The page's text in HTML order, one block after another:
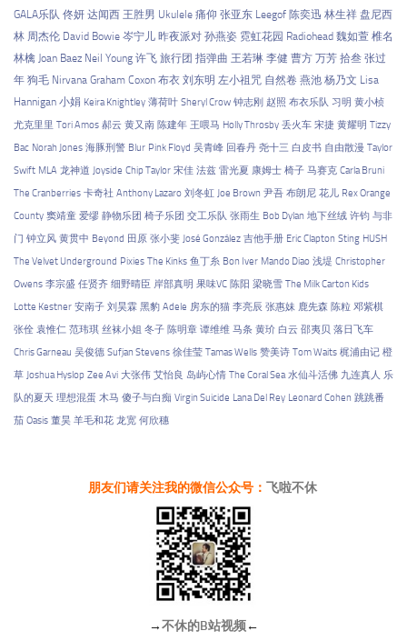
GALA乐队 佟妍 达闻西 王胜男 Ukulele 痛仰 张亚东 Leegof 陈奕迅 林生祥 盘尼西
林 周杰伦 David Bowie 岑宁儿 昨夜派对 孙燕姿 霓虹花园 Radiohead 魏如萱 椎名
林檎 Joan Baez Neil Young 许飞 旅行团 指弹曲 王若琳 李健 曹方 万芳 拾叁 张过
年 狗毛 Nirvana Graham Coxon 布衣 刘东明 左小祖咒 自然卷 燕池 杨乃文 Lisa
Hannigan 小娟 Keira Knightley 薄荷叶 Sheryl Crow 钟志刚 赵照 布衣乐队 习明 黄小桢
尤克里里 Tori Amos 郝云 黄又南 陈建年 王喂马 Holly Throsby 丢火车 宋捷 黄耀明 Tizzy
Bac Norah Jones 海豚刑警 Blur Pink Floyd 吴青峰 回春丹 尧十三 白皮书 自由散漫 Taylor
Swift MLA 龙神道 Joyside Chip Taylor 宋佳 法兹 雷光夏 康姆士 椅子 马赛克 Carla Bruni
The Cranberries 卡奇社 Anthony Lazaro 刘冬虹 Joe Brown 尹吾 布朗尼 花儿 Rex Orange
County 窦靖童 爱缪 静物乐团 椅子乐团 交工乐队 张雨生 Bob Dylan 地下丝绒 许钧 与非
门 钟立风 黄贯中 Beyond 田原 张小斐 José González 吉他手册 Eric Clapton Sting HUSH
The Velvet Underground Pixies The Kinks 鱼丁糸 Bon Iver Mando Diao 浅堤 Christopher
Owens 李宗盛 任贤齐 细野晴臣 岸部真明 果味VC 陈阳 梁晓雪 The Milk Carton Kids
Lotte Kestner 安南子 刘昊霖 黑豹 Adele 房东的猫 李亮辰 张惠妹 鹿先森 陈粒 邓紫棋
张佺 袁惟仁 范玮琪 丝袜小姐 冬子 陈明章 谭维维 马条 黄玠 白云 邵夷贝 落日飞车
Chris Garneau 吴俊德 Sufjan Stevens 徐佳莹 Tamas Wells 赞美诗 Tom Waits 梶浦由记 橙
草 Joshua Hyslop Zee Avi 大张伟 艾怡良 岛屿心情 The Coral Sea 水仙斗活佛 九连真人 乐
队的夏天 理想混蛋 木马 傻子与白痴 Virgin Suicide Lana Del Rey Leonard Cohen 跳跳番
茄 Oasis 董昊 羊毛和花 龙宽 何欣穗
朋友们请关注我的微信公众号： 飞啦不休
→不休的B站视频←